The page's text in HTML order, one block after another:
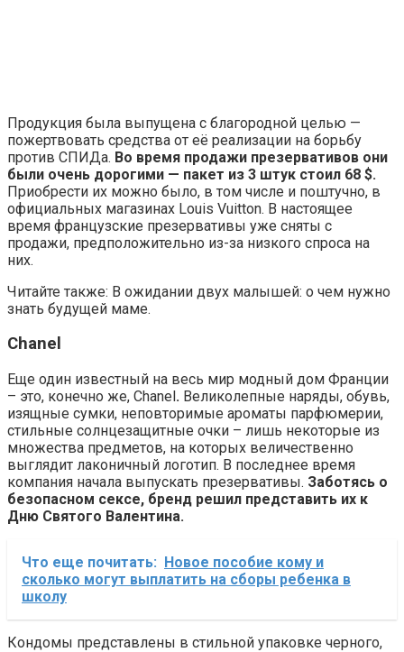
Продукция была выпущена с благородной целью —
пожертвовать средства от её реализации на борьбу
против СПИДа. Во время продажи презервативов они
были очень дорогими — пакет из 3 штук стоил 68 $.
Приобрести их можно было, в том числе и поштучно, в
официальных магазинах Louis Vuitton. В настоящее
время французские презервативы уже сняты с
продажи, предположительно из-за низкого спроса на
них.
Читайте также: В ожидании двух малышей: о чем нужно
знать будущей маме.
Сhanel
Еще один известный на весь мир модный дом Франции
– это, конечно же, Сhanel. Великолепные наряды, обувь,
изящные сумки, неповторимые ароматы парфюмерии,
стильные солнцезащитные очки – лишь некоторые из
множества предметов, на которых величественно
выглядит лаконичный логотип. В последнее время
компания начала выпускать презервативы. Заботясь о
безопасном сексе, бренд решил представить их к
Дню Святого Валентина.
Что еще почитать: Новое пособие кому и
сколько могут выплатить на сборы ребенка в
школу
Кондомы представлены в стильной упаковке черного,